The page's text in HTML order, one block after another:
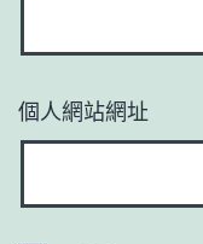
個人網站網址